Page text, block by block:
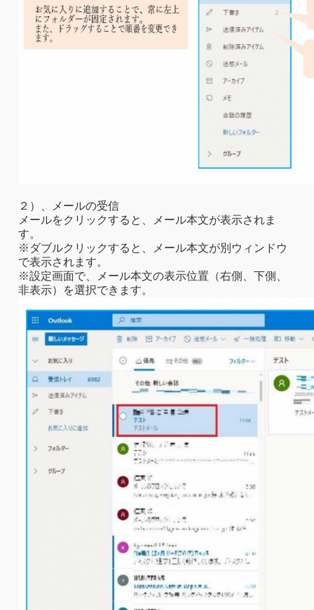
２）、メールの受信
メールをクリックすると、メール本文が表示されま
す。
※ダブルクリックすると、メール本文が別ウィンドウ
で表示されます。
※設定画面で、メール本文の表示位置（右側、下側、
非表示）を選択できます。